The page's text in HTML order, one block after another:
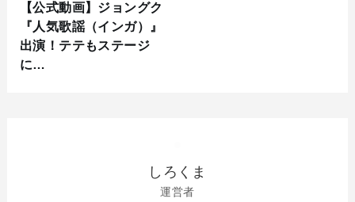
【公式動画】ジョングク
『人気歌謡（インガ）』
出演！テテもステージ
に…
しろくま
運営者